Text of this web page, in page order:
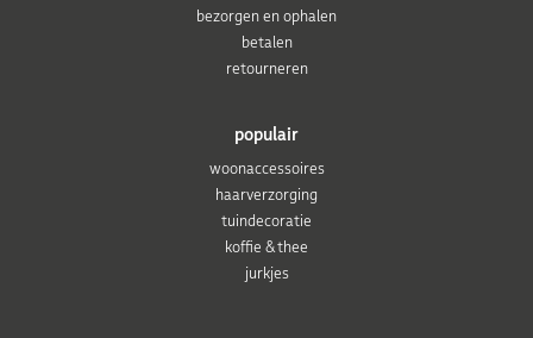
populair
woonaccessoires
haarverzorging
tuindecoratie
koffie & thee
jurkjes
bezorgen en ophalen
betalen
retourneren